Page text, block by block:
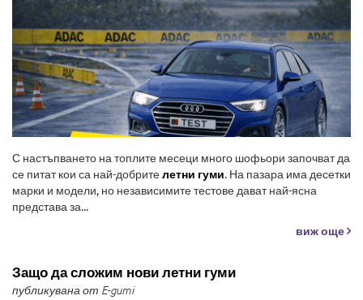
С настъпването на топлите месеци много шофьори започват да
се питат кои са най-добрителетни гуми. На пазара има десетки
марки и модели, но независимите тестове дават най-ясна
представа за...
виж още
Защо да сложим нови летни гуми
публикувана от E-gumi